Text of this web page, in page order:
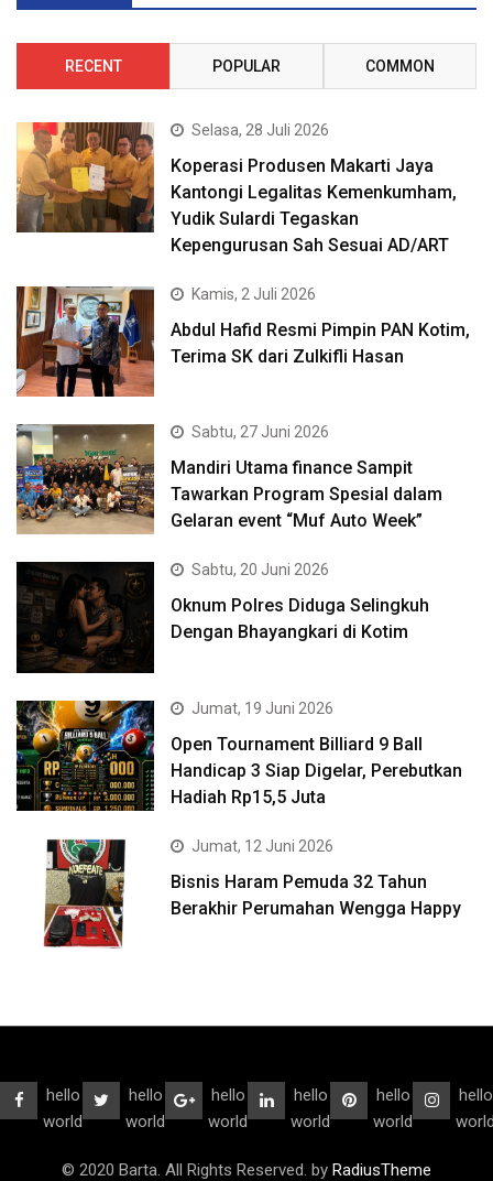
RECENT POPULAR COMMON
Selasa, 28 Juli 2026
Koperasi Produsen Makarti Jaya
Kantongi Legalitas Kemenkumham,
Yudik Sulardi Tegaskan
Kepengurusan Sah Sesuai AD/ART
Kamis, 2 Juli 2026
Abdul Hafid Resmi Pimpin PAN Kotim,
Terima SK dari Zulkifli Hasan
Sabtu, 27 Juni 2026
Mandiri Utama finance Sampit
Tawarkan Program Spesial dalam
Gelaran event “Muf Auto Week”
Sabtu, 20 Juni 2026
Oknum Polres Diduga Selingkuh
Dengan Bhayangkari di Kotim
Jumat, 19 Juni 2026
Open Tournament Billiard 9 Ball
Handicap 3 Siap Digelar, Perebutkan
Hadiah Rp15,5 Juta
Jumat, 12 Juni 2026
Bisnis Haram Pemuda 32 Tahun
Berakhir Perumahan Wengga Happy
hello
world
hello
world
hello
world
hello
world
hello
world
hello
© 2020 Barta. All Rights Reserved. by RadiusTheme